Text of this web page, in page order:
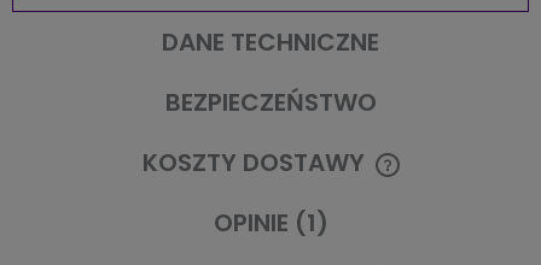
DANE TECHNICZNE
BEZPIECZEŃSTWO
KOSZTY DOSTAWY
CENA NIE ZAWIERA EWENTUALNYCH KOSZTÓW PŁATNOŚCI
OPINIE (1)